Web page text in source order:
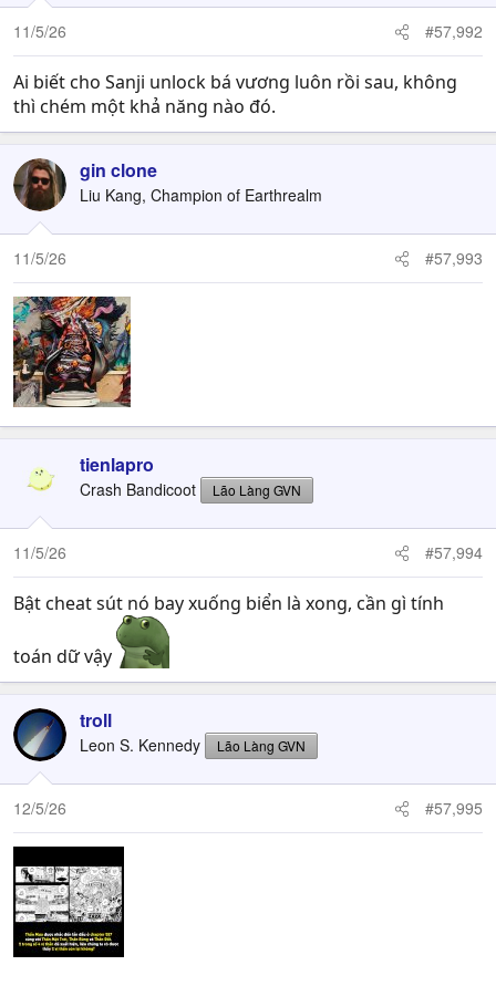
11/5/26 #57,992
Ai biết cho Sanji unlock bá vương luôn rồi sau, không
thì chém một khả năng nào đó.
gin clone
Liu Kang, Champion of Earthrealm
11/5/26 #57,993
tienlapro
Crash Bandicoot Lão Làng GVN
11/5/26 #57,994
Bật cheat sút nó bay xuống biển là xong, cần gì tính
toán dữ vậy
troll
Leon S. Kennedy Lão Làng GVN
12/5/26 #57,995